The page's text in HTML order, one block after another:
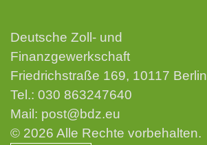
Deutsche Zoll- und
Finanzgewerkschaft
Friedrichstraße 169, 10117 Berlin
Tel.: 030 863247640
Mail: post@bdz.eu
© 2026 Alle Rechte vorbehalten.